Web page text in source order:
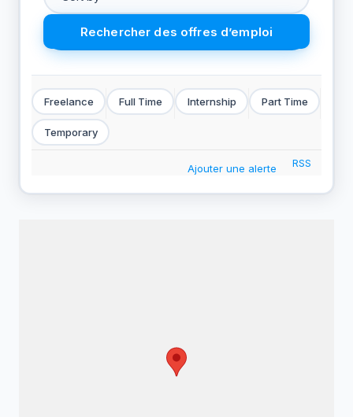
Freelance Full Time Internship Part Time
Temporary
RSS
Ajouter une alerte